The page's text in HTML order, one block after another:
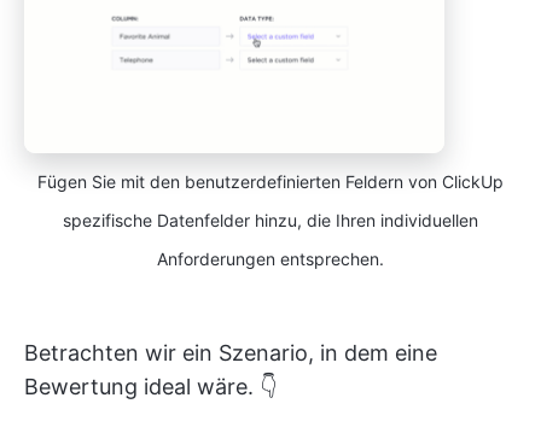
Fügen Sie mit den benutzerdefinierten Feldern von ClickUp
spezifische Datenfelder hinzu, die Ihren individuellen
Anforderungen entsprechen.
Betrachten wir ein Szenario, in dem eine
Bewertung ideal wäre. 👇